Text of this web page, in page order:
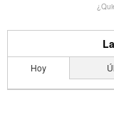
Hoy